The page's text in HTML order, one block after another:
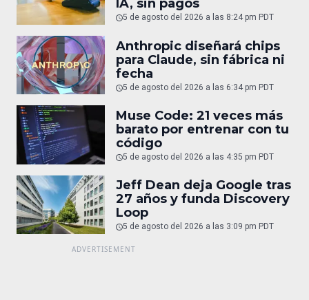
IA, sin pagos
5 de agosto del 2026 a las 8:24 pm PDT
Anthropic diseñará chips
para Claude, sin fábrica ni
fecha
5 de agosto del 2026 a las 6:34 pm PDT
Muse Code: 21 veces más
barato por entrenar con tu
código
5 de agosto del 2026 a las 4:35 pm PDT
Jeff Dean deja Google tras
27 años y funda Discovery
Loop
5 de agosto del 2026 a las 3:09 pm PDT